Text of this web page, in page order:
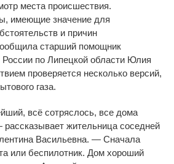
места происшествия.
имеющие значение для
и причин
старший помощник
России по Липецкой области Юлия
проверяется несколько версий,
газа.
всё сотряслось, все дома
рассказывает жительница соседней
Васильевна. — Сначала
или беспилотник. Дом хороший